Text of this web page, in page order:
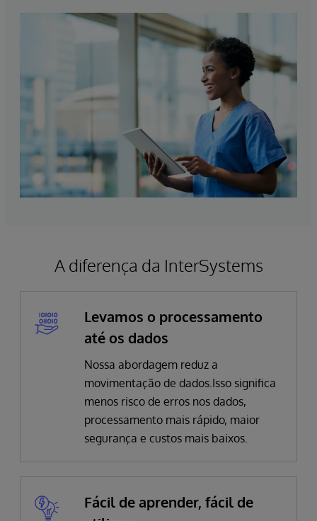
A diferença da InterSystems
Levamos o processamento
até os dados
Nossa abordagem reduz a
movimentação de dados.Isso significa
menos risco de erros nos dados,
processamento mais rápido, maior
segurança e custos mais baixos.
Fácil de aprender, fácil de